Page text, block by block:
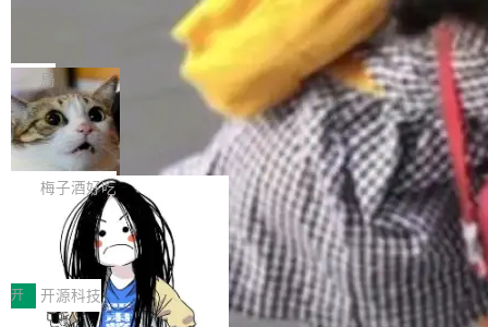
个独立于业务线程的全局通信引擎（Engine），
Coding 从个人辅助工具逐步走向团队级、组织
级应用，企业在规模化落地过程中，对安全性、
可控性和代码质量提出了更高要求。 首先是数据
安全与合规要求。对于大多数普通研发场景，公
有云模型能够满足快速试用和效率提升的需求。
但对于金融、能源、医疗等对数据安全要求较...
产品应用、支撑保障、专题等五大方向。深信服
AI算力网关（AI创新平台）成功入选！ 随着各行
各业的Agent走向规模化建设，算力构成形态逐
渐丰富，用户关注的重点也在发生变化：不只是
让AI用起来，还要进一步看清混合算力时代下，
Token花在哪里、算力是否被充分利用，以及持
续增长的AI成本该如何优化。 深信服AI算力网关
正是围绕这些实际问题，从Token治理和成本治
理两个方面，让用户的每一份算力都看得清、管
得住、用得稳、省得下、更安全！ 一、从现在开
始，Token使用一目...
Jeff Dean 离开 Google：一个时代的结
束，一个实验室的开始
Google 员工编号 20。MapReduce 作者之一。
Bigtable 作者之一。TensorFlow 的作者之一。
Gemini 的架构师。Google 首席科学家。 Jeff D
ean 在 Google 工作了 27 年后，宣布离职。 他
不是一个人走。一同离开的还有 Sanjay Ghema
wat（Google 员工编号 23，Jeff Dean 二十多
年的编程搭档，MapReduce 和 Bigtable 的共同
作者）、Quoc Le（Google 大脑核心成员，Se
q2Seq 和 DocAI 的共同发明人）以及 Oriol Vin
yals（Gemini 联合负责人，AlphaSta...
局
🔥 SolonCode v2026.8.4 发布：界面
字体可调、22 种语言、记忆搜索增强
打开终端就能上岗的全中文编码智能体，这一轮
把「看得清、用母语、记得住」三件事一次补
齐。 SolonCode 是什么 SolonCode 是杭州无
耳科技研发的企业级终端编码智能体——一位全
中文驱动的数字员工，自主理解需求、规划步
骤、编写代码。不挑模型、不挑平台，curl 一行
装完即用。 开源地址：Gitee · GitCode · GitHu
梅子酒好吃
让“代码语义理解”深度释放AI Coding
价值潜能：华为云码道（CodeArts）
代码仓技术解析
一、代码仓深度理解技术的作用与价值 在软件工
程实践中，代码仓是企业核心知识资产的主要载
体。企业级代码仓库通常包含数十万乃至数百万
开 开源科技